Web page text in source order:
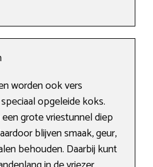
worden ook vers
opgeleide koks.
grote vriestunnel diep
blijven smaak, geur,
behouden. Daarbij kunt